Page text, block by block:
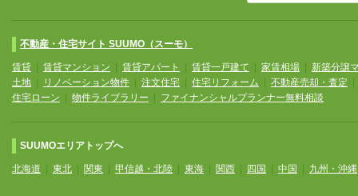
不動産・住宅サイト SUUMO（スーモ）
賃貸 賃貸マンション 賃貸アパート 賃貸一戸建て 家賃相場
新築分譲
土地
リノベーション物件 注文住宅 住宅リフォーム 不動産売却・査定
住宅ローン
物件ライブラリー ファイナンシャルプランナー無料相談
SUUMOエリアトップへ
北海道 東北 関東 甲信越・北陸 東海 関西 四国 中国 九州・沖縄